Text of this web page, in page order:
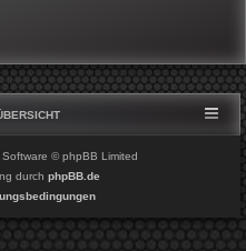
© phpBB Limited
durch phpBB.de